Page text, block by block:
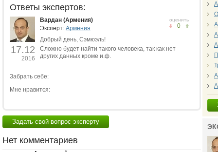
Ответы экспертов:
17.12
2016
оценить
0
Вардан (Армения)
Эксперт: Армения
Добрый день, Сэмюэль!
Сложно будет найти такого человека, так как нет
других данных кроме и.ф.
Забрать себе:
Мне нравится:
Задать свой вопрос эксперту
Нет комментариев